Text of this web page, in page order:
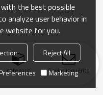
categoria Enviar inquérito
the best possible
analyze user behavior in
website for you.
Reject All
Marketing